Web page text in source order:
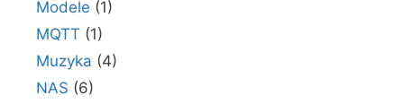
Modele (1)
MQTT (1)
Muzyka (4)
NAS (6)